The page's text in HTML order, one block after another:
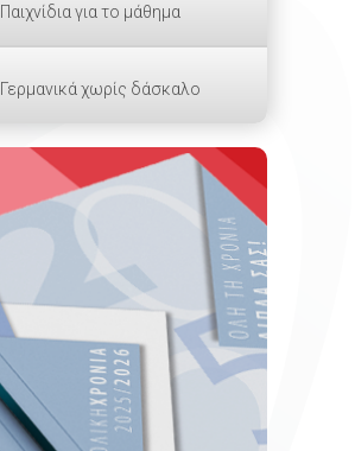
Παιχνίδια για το μάθημα
Γερμανικά χωρίς δάσκαλο